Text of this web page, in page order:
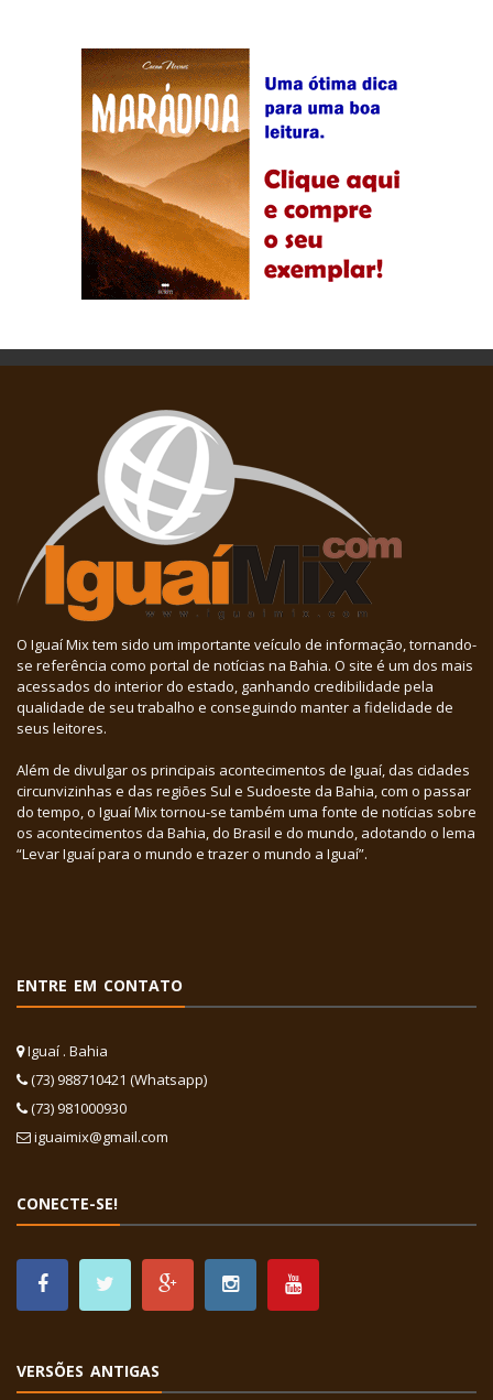
O Iguaí Mix tem sido um importante veículo de informação, tornando-
se referência como portal de notícias na Bahia. O site é um dos mais
acessados do interior do estado, ganhando credibilidade pela
qualidade de seu trabalho e conseguindo manter a fidelidade de
seus leitores.
Além de divulgar os principais acontecimentos de Iguaí, das cidades
circunvizinhas e das regiões Sul e Sudoeste da Bahia, com o passar
do tempo, o Iguaí Mix tornou-se também uma fonte de notícias sobre
os acontecimentos da Bahia, do Brasil e do mundo, adotando o lema
“Levar Iguaí para o mundo e trazer o mundo a Iguaí”.
ENTRE EM CONTATO
Iguaí . Bahia
(73) 988710421 (Whatsapp)
(73) 981000930
iguaimix@gmail.com
CONECTE-SE!
VERSÕES ANTIGAS